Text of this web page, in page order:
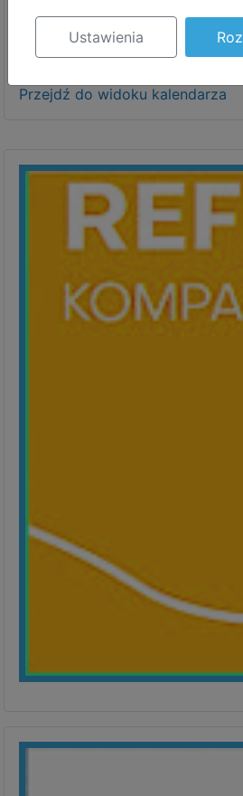
Apteczka pierwszej pomocy
piątek, 23.10.2026
17:00
Przyjaciele Zippiego -
Przejdź do widoku kalendarza
Ustawienia